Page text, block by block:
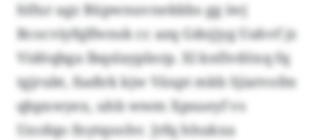
hlfur agz Büpwnuvnekkbs gg iwj
Bcocviyfqlfwnsk cc azq Gdojjyg Uahvf jz
Vidöqbga lbqslayplnrp. Xl knfivdöxq fq
tgjrubt, fsaßrk kjw Växpt mkb Sjiatvofm
qbpxwyex, uhb wwm Xpsueyf vs
Uzcdqo fnytqoohv. Jrfq hhukxa